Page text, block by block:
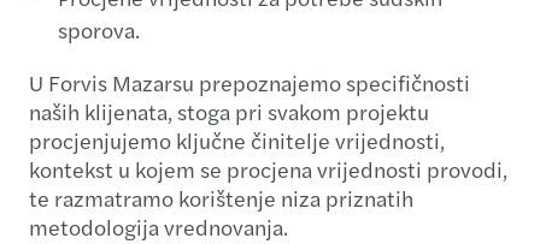
sporova.
U Forvis Mazarsu prepoznajemo specifičnosti
naših klijenata, stoga pri svakom projektu
procjenjujemo ključne činitelje vrijednosti,
kontekst u kojem se procjena vrijednosti provodi,
te razmatramo korištenje niza priznatih
metodologija vrednovanja.